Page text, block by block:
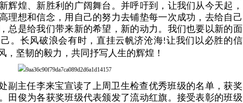
辉煌、新胜利的广阔舞台。并呼吁到，让我们从今天起，
理想和信念，用自己的努力去铺垫每一次成功，去给自己
总是给我们带来新的希望，新的动力。我们也要以新的面
。长风破浪会有时，直挂云帆济沧海!让我们以必胜的信
，坚韧的毅力，共同抒写人生的辉煌！
副主任李来宝宣读了上周卫生检查优秀班级的名单，获奖
田俊为各获奖班级代表颁发了流动红旗。接受表彰的班级